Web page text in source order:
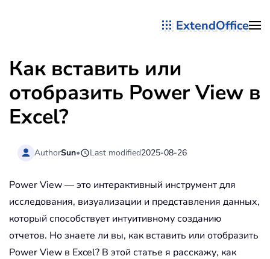
ExtendOffice
Как вставить или
отобразить Power View в
Excel?
AuthorSun• Last modified2025-08-26
Power View — это интерактивный инструмент для
исследования, визуализации и представления данных,
который способствует интуитивному созданию
отчетов. Но знаете ли вы, как вставить или отобразить
Power View в Excel? В этой статье я расскажу, как